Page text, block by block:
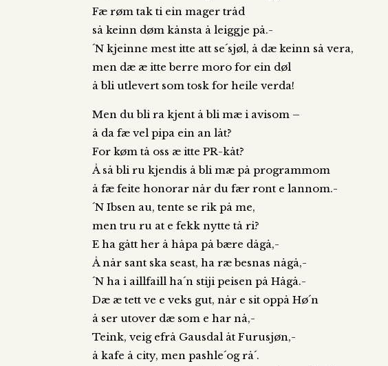
Fæ røm tak ti ein mager tråd
så keinn døm kånsta å leiggje på.-
´N kjeinne mest itte att se´sjøl, å dæ keinn så vera,
men dæ æ itte berre moro for ein døl
å bli utlevert som tosk for heile verda!
Men du bli ra kjent å bli mæ i avisom –
å da fæ vel pipa ein an låt?
For køm tå oss æ itte PR-kåt?
Å så bli ru kjendis å bli mæ på programmom
å fæ feite honorar når du fær ront e lannom.-
´N Ibsen au, tente se rik på me,
men tru ru at e fekk nytte tå ri?
E ha gått her å håpa på bære dågå,-
Å når sant ska seast, ha ræ besnas någå,-
´N ha i aillfaill ha´n stiji peisen på Hågå.-
Dæ æ tett ve e veks gut, når e sit oppå Hø´n
å ser utover dæ som e har nå,-
Teink, veig efrå Gausdal åt Furusjøn,-
å kafe å city, men pashle´og rå´.